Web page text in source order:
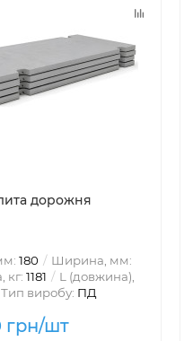
дорожня
180
Ширина, мм:
кг: 1181
L (довжина),
Тип виробу: ПД
грн/шт